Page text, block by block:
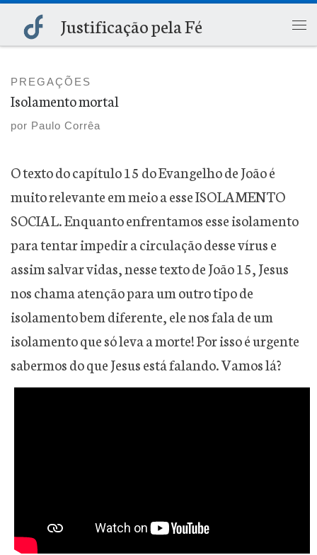
Skip to contentJustificação pela Fé
PREGAÇÕES
Isolamento mortal
por Paulo Corrêa
O texto do capítulo 15 do Evangelho de João é
muito relevante em meio a esse ISOLAMENTO
SOCIAL. Enquanto enfrentamos esse isolamento
para tentar impedir a circulação desse vírus e
assim salvar vidas, nesse texto de João 15, Jesus
nos chama atenção para um outro tipo de
isolamento bem diferente, ele nos fala de um
isolamento que só leva a morte! Por isso é urgente
sabermos do que Jesus está falando. Vamos lá?